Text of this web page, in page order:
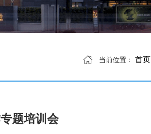
当前位置： 首页
题培训会